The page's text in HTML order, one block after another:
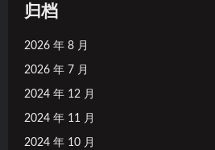
归档
2026 年 8 月
2026 年 7 月
2024 年 12 月
2024 年 11 月
2024 年 10 月